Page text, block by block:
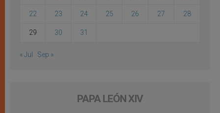
22 23 24 25 26 27 28
29 30 31
« Jul Sep »
PAPA LEÓN XIV